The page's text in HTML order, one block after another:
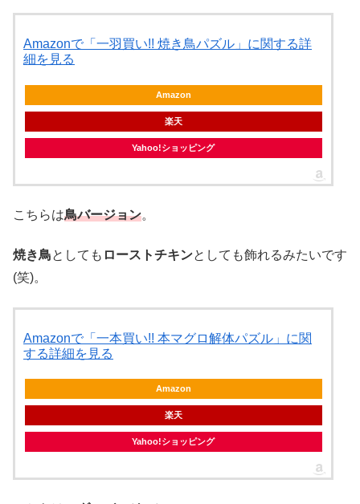
Amazonで「一羽買い!! 焼き鳥パズル」に関する詳
細を見る
Amazon
楽天
Yahoo!ショッピング
こちらは鳥バージョン。
焼き鳥としても ローストチキンとしても飾れるみたいです
(笑)。
Amazonで「一本買い!! 本マグロ解体パズル」に関
する詳細を見る
Amazon
楽天
Yahoo!ショッピング